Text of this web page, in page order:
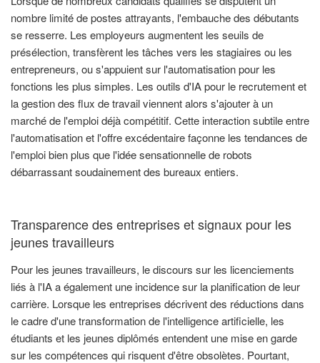
nombre limité de postes attrayants, l'embauche des débutants
se resserre. Les employeurs augmentent les seuils de
présélection, transfèrent les tâches vers les stagiaires ou les
entrepreneurs, ou s'appuient sur l'automatisation pour les
fonctions les plus simples. Les outils d'IA pour le recrutement et
la gestion des flux de travail viennent alors s'ajouter à un
marché de l'emploi déjà compétitif. Cette interaction subtile entre
l'automatisation et l'offre excédentaire façonne les tendances de
l'emploi bien plus que l'idée sensationnelle de robots
débarrassant soudainement des bureaux entiers.
Transparence des entreprises et signaux pour les
jeunes travailleurs
Pour les jeunes travailleurs, le discours sur les licenciements
liés à l'IA a également une incidence sur la planification de leur
carrière. Lorsque les entreprises décrivent des réductions dans
le cadre d'une transformation de l'intelligence artificielle, les
étudiants et les jeunes diplômés entendent une mise en garde
sur les compétences qui risquent d'être obsolètes. Pourtant,